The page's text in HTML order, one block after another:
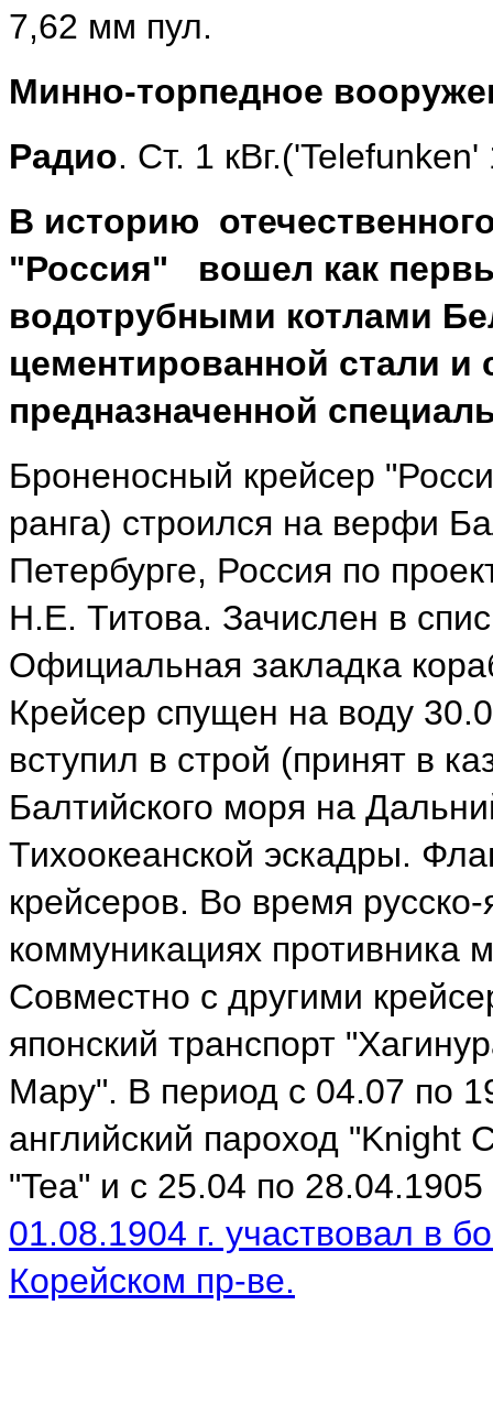
7,62 мм пул.
Минно-торпедное
Радио. Ст. 1
В историю
"Россия" вошел как
водотрубными котлами
цементированной стали и
предназначенной
Броненосный крейсер
ранга) строился на верфи
Петербурге, Россия по
Н.Е. Титова. Зачислен в
Официальная закладка
Крейсер спущен на воду
вступил в строй (принят в
Балтийского моря на
Тихоокеанской эскадры.
крейсеров. Во время
коммуникациях противника
Совместно с другими
японский транспорт
Мару". В период с 04.07 по
английский пароход "Knight
"Tea" и с 25.04 по
01.08.1904 г. участвовал в
Корейском пр-ве.